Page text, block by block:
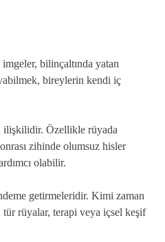
bilinçaltında yatan
bireylerin kendi iç
ilişkilidir. Özellikle rüyada
zihinde olumsuz hisler
olabilir.
getirmeleridir. Kimi zaman
tür rüyalar, terapi veya içsel keşif